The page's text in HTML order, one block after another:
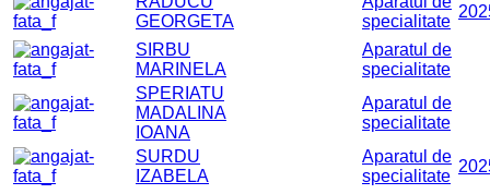
GEORGETA
specialitate
SIRBU
MARINELA
Aparatul de
specialitate
SPERIATU
MADALINA
IOANA
Aparatul de
specialitate
SURDU
IZABELA
Aparatul de
specialitate